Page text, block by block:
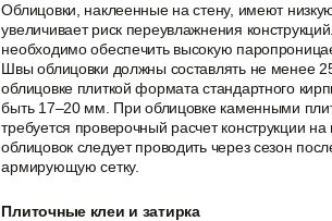
Облицовки, наклеенные на стену, имеют
увеличивает риск переувлажнения
необходимо обеспечить высокую
Швы облицовки должны составлять не менее
облицовке плиткой формата стандартного
быть 17–20 мм. При облицовке каменными
требуется проверочный расчет конструкции
облицовок следует проводить через сезон
армирующую сетку.
Плиточные клеи и затирка